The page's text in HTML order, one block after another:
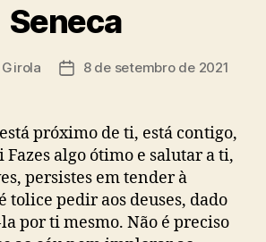
Seneca
Data8 de setembro de 2021
próximo de ti, está contigo,
Fazes algo ótimo e salutar a ti,
persistes em tender à
tolice pedir aos deuses, dado
por ti mesmo. Não é preciso